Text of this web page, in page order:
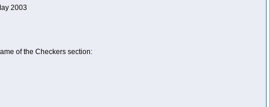
2003
of the Checkers section: